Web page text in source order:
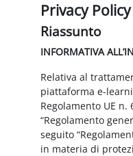
Privacy Policy
Riassunto
INFORMATIVA
Relativa al
piattaforma e-
Regolamento UE n.
“Regolamento
seguito
in materia di